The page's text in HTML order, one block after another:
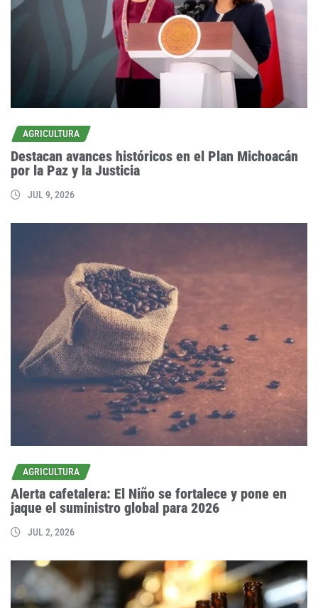
AGRICULTURA
Destacan avances históricos en el Plan Michoacán
por la Paz y la Justicia
JUL 9, 2026
AGRICULTURA
Alerta cafetalera: El Niño se fortalece y pone en
jaque el suministro global para 2026
JUL 2, 2026